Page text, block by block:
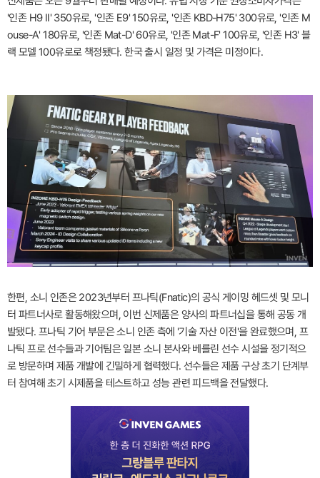
'인존 H9 II' 350유로, '인존 E9' 150유로, '인존 KBD-H75' 300유로, '인존 M
ouse-A' 180유로, '인존 Mat-D' 60유로, '인존 Mat-F' 100유로, '인존 H3' 블
랙 모델 100유로로 책정됐다. 한국 출시 일정 및 가격은 미정이다.
한편, 소니 인존은 2023년부터 프나틱(Fnatic)의 공식 게이밍 헤드셋 및 모니
터 파트너사로 활동해왔으며, 이번 신제품은 양사의 파트너십을 통해 공동 개
발됐다. 프나틱 기어 부문은 소니 인존 측에 '기술 자산 이전'을 완료했으며, 프
나틱 프로 선수들과 기어팀은 일본 소니 본사와 베를린 선수 시설을 정기적으
로 방문하며 제품 개발에 긴밀하게 협력했다. 선수들은 제품 구상 초기 단계부
터 참여해 초기 시제품을 테스트하고 성능 관련 피드백을 전달했다.